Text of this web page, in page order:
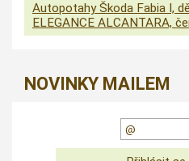
Autopotahy Škoda Fabia I,
ELEGANCE ALCANTARA,
NOVINKY MAILEM